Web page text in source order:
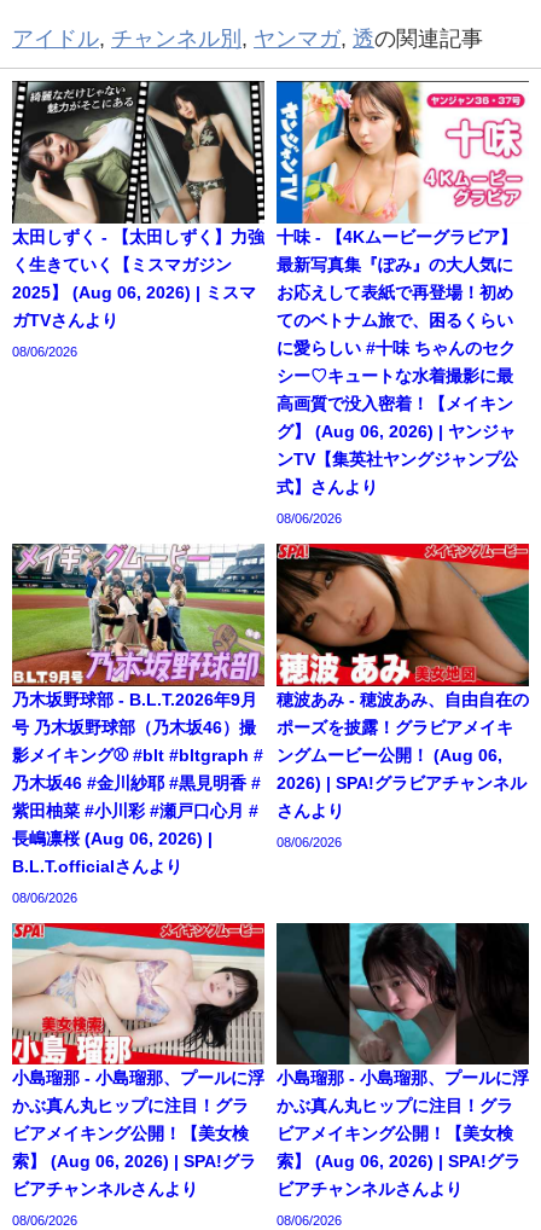
アイドル, チャンネル別 , ヤンマガ, 透の関連記事
太田しずく - 【太田しずく】力強
く生きていく【ミスマガジン
2025】 (Aug 06, 2026) | ミスマ
ガTVさんより
08/06/2026
十味 - 【4Kムービーグラビア】
最新写真集『ぽみ』の大人気に
お応えして表紙で再登場！初め
てのベトナム旅で、困るくらい
に愛らしい #十味 ちゃんのセク
シー♡キュートな水着撮影に最
高画質で没入密着！【メイキン
グ】 (Aug 06, 2026) | ヤンジャ
ンTV【集英社ヤングジャンプ公
式】さんより
08/06/2026
乃木坂野球部 - B.L.T.2026年9月
号 乃木坂野球部（乃木坂46）撮
影メイキング⚾️ #blt #bltgraph #
乃木坂46 #金川紗耶 #黒見明香 #
紫田柚菜 #小川彩 #瀬戸口心月 #
長嶋凛桜 (Aug 06, 2026) |
B.L.T.officialさんより
08/06/2026
穂波あみ - 穂波あみ、自由自在の
ポーズを披露！グラビアメイキ
ングムービー公開！ (Aug 06,
2026) | SPA!グラビアチャンネル
さんより
08/06/2026
小島瑠那 - 小島瑠那、プールに浮
かぶ真ん丸ヒップに注目！グラ
ビアメイキング公開！【美女検
索】 (Aug 06, 2026) | SPA!グラ
ビアチャンネルさんより
08/06/2026
小島瑠那 - 小島瑠那、プールに浮
かぶ真ん丸ヒップに注目！グラ
ビアメイキング公開！【美女検
索】 (Aug 06, 2026) | SPA!グラ
ビアチャンネルさんより
08/06/2026